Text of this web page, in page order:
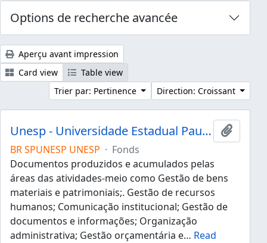
Options de recherche avancée
Aperçu avant impression
Card view
Table view
Trier par: Pertinence
Direction: Croissant
Unesp - Universidade Estadual Paulista "Júlio de Mesquita Filho"
Ajouter
BR SPUNESP UNESP · Fonds
Documentos produzidos e acumulados pelas
áreas das atividades-meio como Gestão de bens
materiais e patrimoniais;. Gestão de recursos
humanos; Comunicação institucional; Gestão de
documentos e informações; Organização
administrativa; Gestão orçamentária e… Read